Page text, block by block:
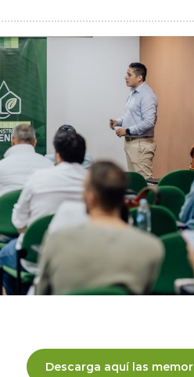
Descarga aquí las